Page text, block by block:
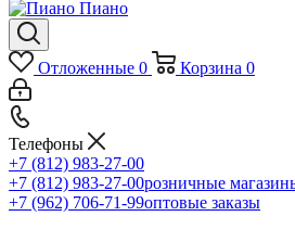
Отложенные 0 Корзина 0
Телефоны
+7 (812) 983-27-00
+7 (812) 983-27-00розничные
+7 (962) 706-71-99оптовые заказы